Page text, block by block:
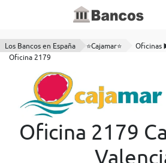
Los Bancos en España ⭐Cajamar⭐ Oficinas
Oficina 2179
Oficina 2179